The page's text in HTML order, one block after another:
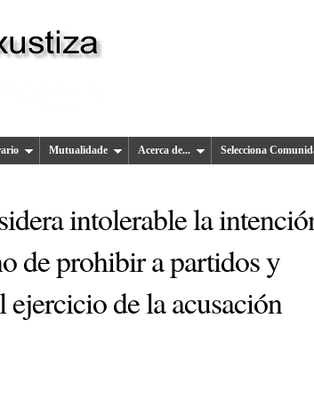
Mutualidade Acerca de... Selecciona
intolerable la
de prohibir a partidos y
ejercicio de la acusación